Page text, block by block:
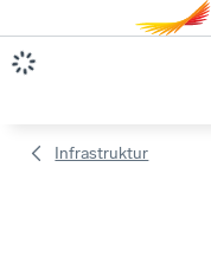
Infrastruktur​